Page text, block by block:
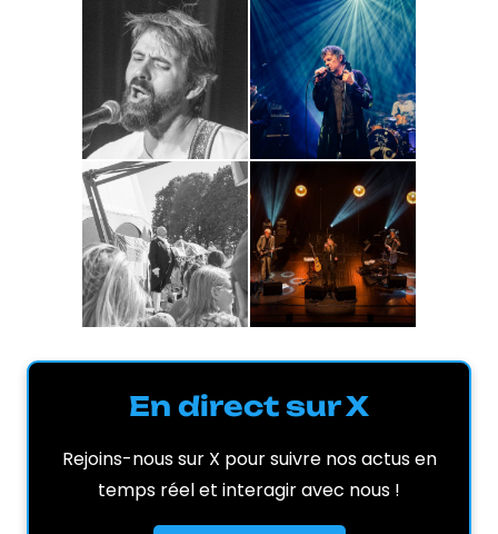
En direct sur X
Rejoins-nous sur X pour suivre nos actus en
temps réel et interagir avec nous !